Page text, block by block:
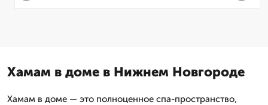
Хамам в доме в Нижнем Новгороде
Хамам в доме — это полноценное спа-пространство,